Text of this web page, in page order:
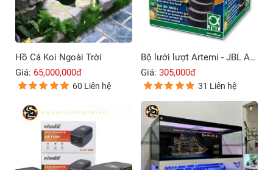
Hồ Cá Koi Ngoài Trời
Giá: 65,000,000đ
60 Liên hệ
Bộ lưới lượt Artemi - JBL Artemio 4
Giá: 305,000đ
31 Liên hệ